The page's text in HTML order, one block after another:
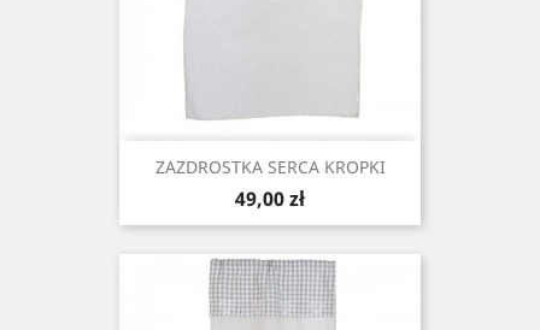
ZAZDROSTKA SERCA KROPKI
Cena
49,00 zł